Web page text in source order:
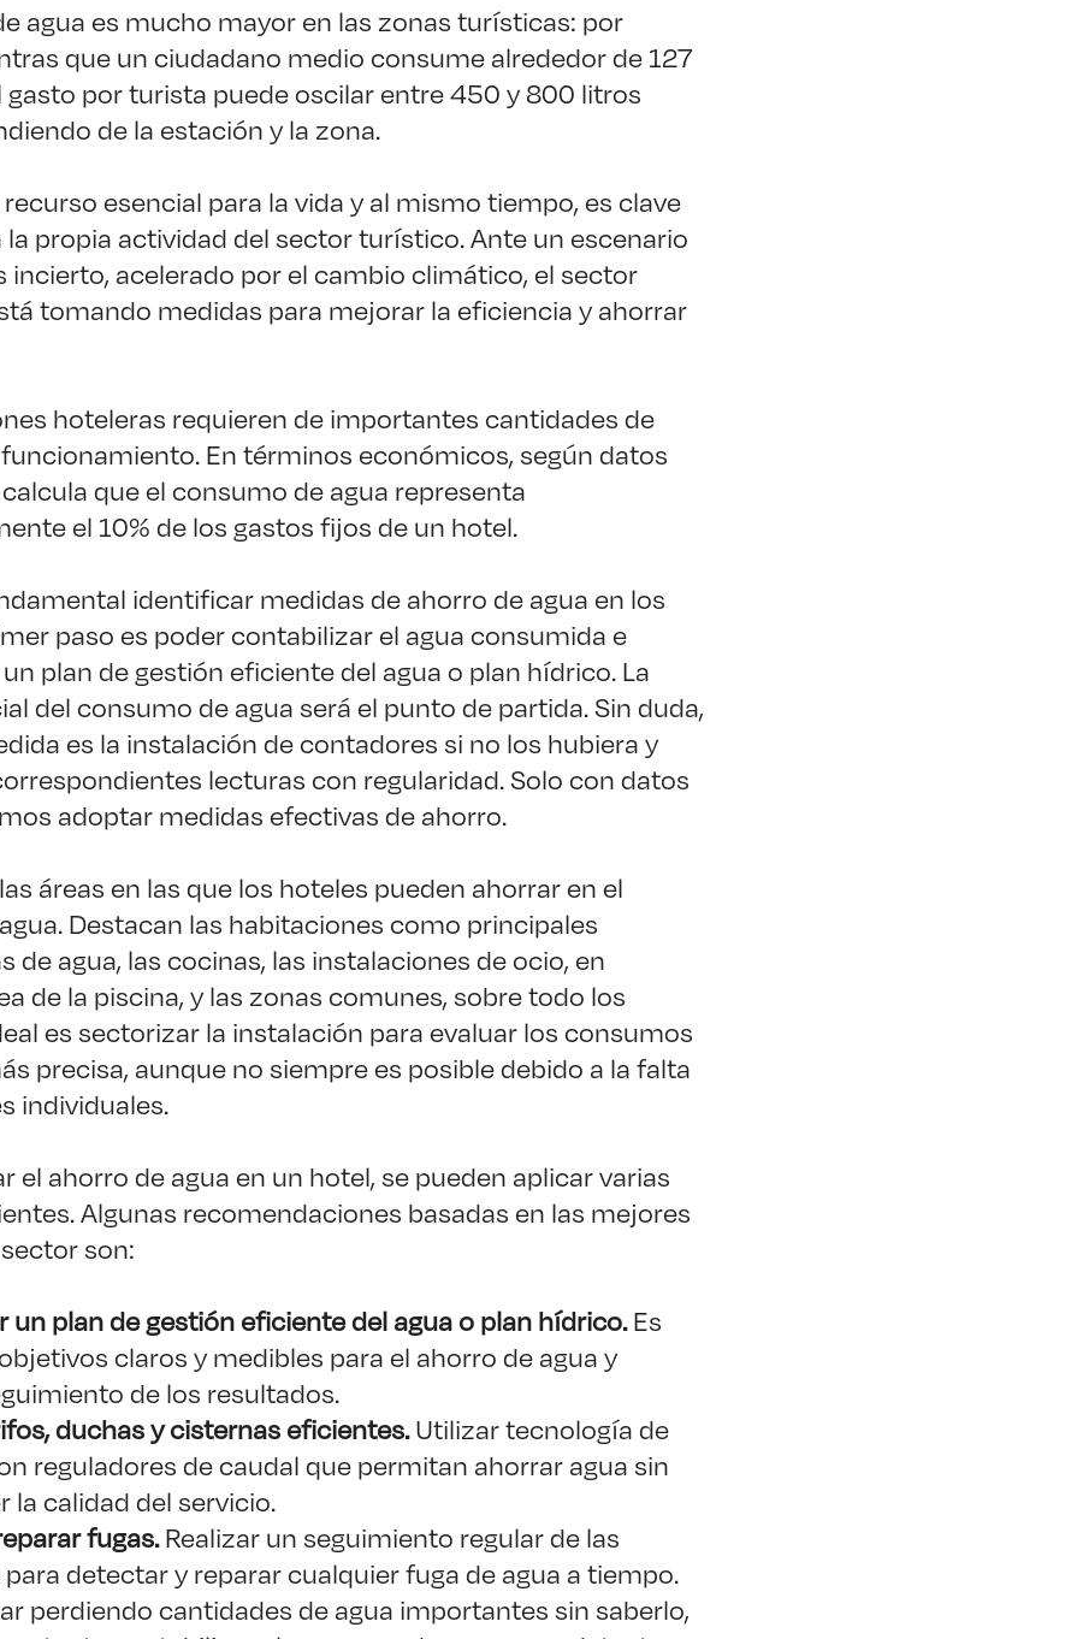
agua es mucho mayor en las zonas turísticas: por
que un ciudadano medio consume alrededor de 127
gasto por turista puede oscilar entre 450 y 800 litros
de la estación y la zona.
recurso esencial para la vida y al mismo tiempo, es clave
propia actividad del sector turístico. Ante un escenario
incierto, acelerado por el cambio climático, el sector
tomando medidas para mejorar la eficiencia y ahorrar
hoteleras requieren de importantes cantidades de
En términos económicos, según datos
que el consumo de agua representa
el 10% de los gastos fijos de un hotel.
identificar medidas de ahorro de agua en los
paso es poder contabilizar el agua consumida e
plan de gestión eficiente del agua o plan hídrico. La
del consumo de agua será el punto de partida. Sin duda,
es la instalación de contadores si no los hubiera y
lecturas con regularidad. Solo con datos
adoptar medidas efectivas de ahorro.
áreas en las que los hoteles pueden ahorrar en el
Destacan las habitaciones como principales
de agua, las cocinas, las instalaciones de ocio, en
de la piscina, y las zonas comunes, sobre todo los
es sectorizar la instalación para evaluar los consumos
precisa, aunque no siempre es posible debido a la falta
individuales.
el ahorro de agua en un hotel, se pueden aplicar varias
Algunas recomendaciones basadas en las mejores
son:
un plan de gestión eficiente del agua o plan hídrico.Es
claros y medibles para el ahorro de agua y
de los resultados.
duchas y cisternas eficientes.Utilizar tecnología de
reguladores de caudal que permitan ahorrar agua sin
calidad del servicio.
fugas.Realizar un seguimiento regular de las
detectar y reparar cualquier fuga de agua a tiempo.
perdiendo cantidades de agua importantes sin saberlo,